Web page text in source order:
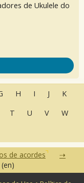
de Ukulele do
H I J
K
T U V
W
de acordes
(en)